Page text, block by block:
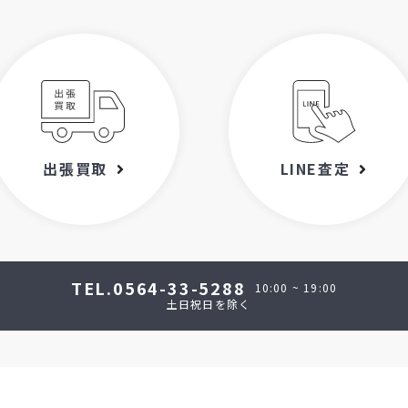
出張買取 LINE査定
TEL.0564-33-5288
10:00 ~ 19:00
土日祝日を除く